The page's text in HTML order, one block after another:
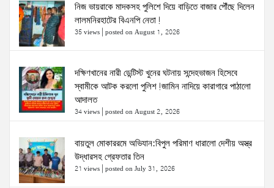
নিজ ভায়রাকে মাদকসহ পুলিশে দিয়ে বাড়িতে বাজার পৌঁছে দিলেন
লালমনিরহাটের বিএনপি নেতা!
35 views posted on August 1, 2026
দক্ষিণখানের নারী ডেন্টিস্ট খুনের ঘটনায় সন্দেহভাজন হিসেবে
স্বামীকে আটক করলো পুলিশ!জামিন নাদিয়ে কারাগারে পাঠালো
আদালত
34 views posted on August 2, 2026
বায়তুল মোকাররমে অভিযান:বিপুল পরিমাণ ধারালো দেশীয় অস্ত্র
উদ্ধারসহ গ্রেফতার তিন
21 views posted on July 31, 2026